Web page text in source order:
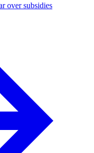
over subsidies